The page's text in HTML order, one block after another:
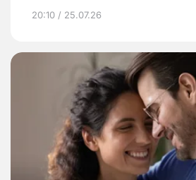
20:10 / 25.07.26